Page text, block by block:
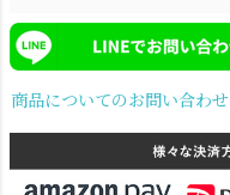
商品についてのお問い合わせ